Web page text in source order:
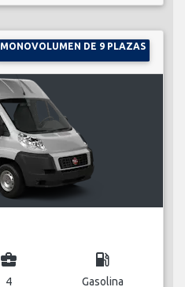
MONOVOLUMEN DE 9 PLAZAS
business_center
4
local_gas_station
Gasolina